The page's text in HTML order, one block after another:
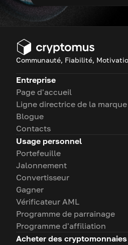
Communauté, Fiabilité,
Entreprise
Page d'accueil
Ligne directrice de la marque
Blogue
Contacts
Usage personnel
Portefeuille
Jalonnement
Convertisseur
Gagner
Vérificateur AML
Programme de parrainage
Programme d'affiliation
Acheter des cryptomonnaies